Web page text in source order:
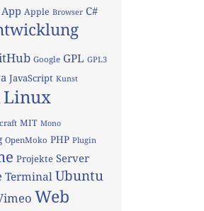
App Apple Browser C#
Google GPL GPL3
JavaScript Kunst
Linux
MIT Mono
OpenMoko PHP Plugin
Projekte Server
TerminalUbuntu
Web